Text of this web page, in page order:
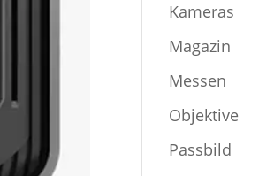
Kameras
Magazin
Messen
Objektive
Passbild